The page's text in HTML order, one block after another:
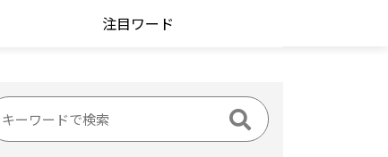
注目ワード